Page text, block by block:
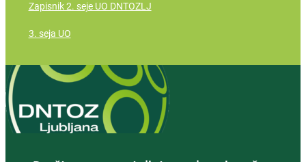
Zapisnik 2. seje UO DNTOZLJ
3. seja UO